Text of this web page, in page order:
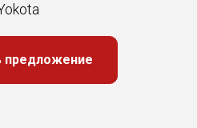
предложение